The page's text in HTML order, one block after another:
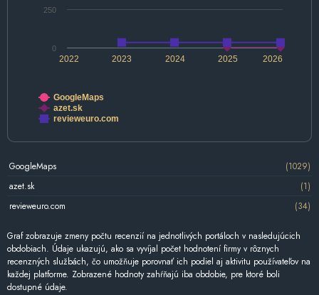
2022 2024 2026
2023 2025
0
250
GoogleMaps
azet.sk
revieweuro.com
GoogleMaps
(1029)
azet.sk
(1)
revieweuro.com
(34)
Graf zobrazuje zmeny počtu recenzií na jednotlivých portáloch v nasledujúcich
obdobiach. Údaje ukazujú, ako sa vyvíjal počet hodnotení firmy v rôznych
recenzných službách, čo umožňuje porovnať ich podiel aj aktivitu používateľov na
každej platforme. Zobrazené hodnoty zahŕňajú iba obdobie, pre ktoré boli
dostupné údaje.